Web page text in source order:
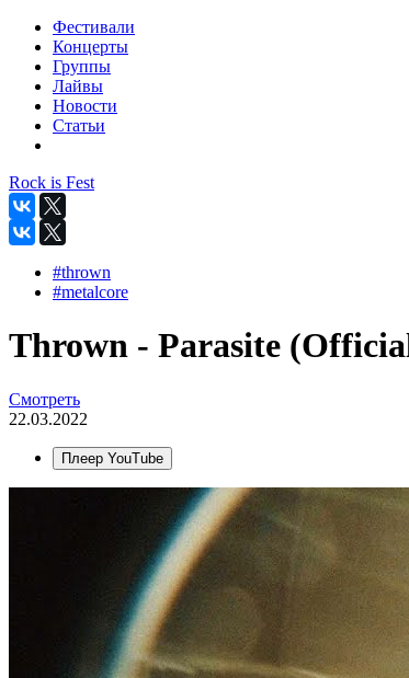
Фестивали
Концерты
Группы
Лайвы
Новости
Статьи
Rock is Fest
#thrown
#metalcore
Thrown - Parasite
Смотреть
22.03.2022
Плеер YouTube